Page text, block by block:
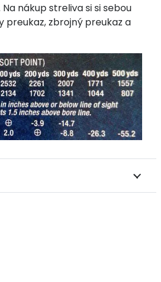
nákup streliva si si sebou
preukaz, zbrojný preukaz a